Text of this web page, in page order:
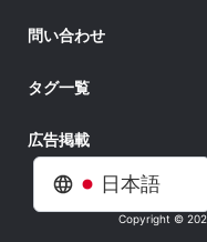
日本語
問い合わせ
タグ一覧
広告掲載
Copyright ©